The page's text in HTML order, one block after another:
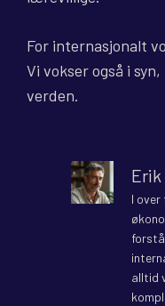
For internasjonalt
Vi vokser også i
verden.
I over
alltid